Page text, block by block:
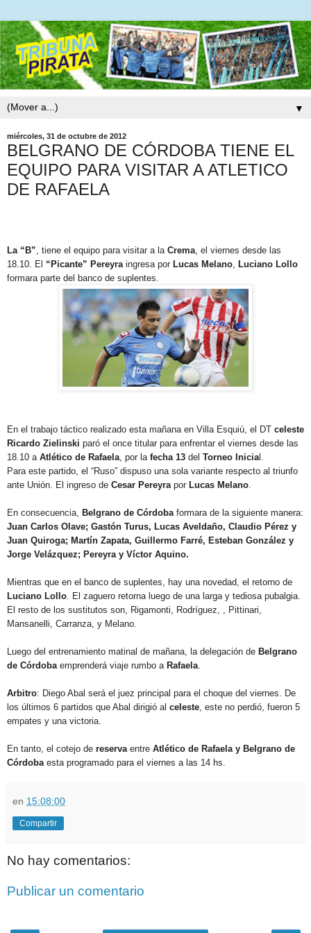
▼
miércoles, 31 de octubre de 2012
BELGRANO DE CÓRDOBA TIENE EL
EQUIPO PARA VISITAR A ATLETICO
DE RAFAELA
La “B”, tiene el equipo para visitar a la Crema, el viernes desde las
18.10. El “Picante” Pereyraingresa por Lucas Melano, Luciano Lollo
formara parte del banco de suplentes.
En el trabajo táctico realizado esta mañana en Villa Esquiú, el DT celeste
Ricardo Zielinski paró el once titular para enfrentar el viernes desde las
18.10 a Atlético de Rafaela, por la fecha 13 del Torneo Inicial.
Para este partido, el “Ruso” dispuso una sola variante respecto al triunfo
ante Unión. El ingreso de Cesar Pereyrapor Lucas Melano.
En consecuencia, Belgrano de Córdobaformara de la siguiente manera:
Juan Carlos Olave; Gastón Turus, Lucas Aveldaño, Claudio Pérez y
Juan Quiroga; Martín Zapata, Guillermo Farré, Esteban González y
Jorge Velázquez; Pereyra y Víctor Aquino.
Mientras que en el banco de suplentes, hay una novedad, el retorno de
Luciano Lollo. El zaguero retorna luego de una larga y tediosa pubalgia.
El resto de los sustitutos son, Rigamonti, Rodríguez, , Pittinari,
Mansanelli, Carranza, y Melano.
Luego del entrenamiento matinal de mañana, la delegación de Belgrano
de Córdobaemprenderá viaje rumbo a Rafaela.
Arbitro: Diego Abal será el juez principal para el choque del viernes. De
los últimos 6 partidos que Abal dirigió al celeste, este no perdió, fueron 5
empates y una victoria.
En tanto, el cotejo de reservaentre Atlético de Rafaela y Belgrano de
Córdobaesta programado para el viernes a las 14 hs.
en 15:08:00
Compartir
No hay comentarios:
Publicar un comentario